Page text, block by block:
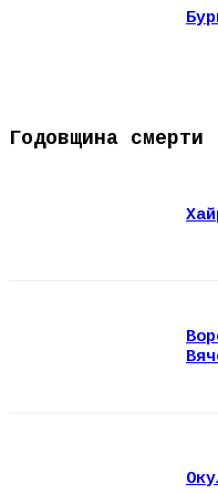
Годовщина смерти